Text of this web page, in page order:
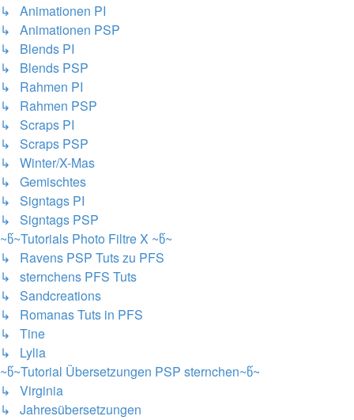
↳ Animationen PI
↳ Animationen PSP
↳ Blends PI
↳ Blends PSP
↳ Rahmen PI
↳ Rahmen PSP
↳ Scraps PI
↳ Scraps PSP
↳ Winter/X-Mas
↳ Gemischtes
↳ Signtags PI
↳ Signtags PSP
~წ~Tutorials Photo Filtre X ~წ~
↳ Ravens PSP Tuts zu PFS
↳ sternchens PFS Tuts
↳ Sandcreations
↳ Romanas Tuts in PFS
↳ Tine
↳ Lylia
~წ~Tutorial Übersetzungen PSP sternchen~წ~
↳ Virginia
↳ Jahresübersetzungen